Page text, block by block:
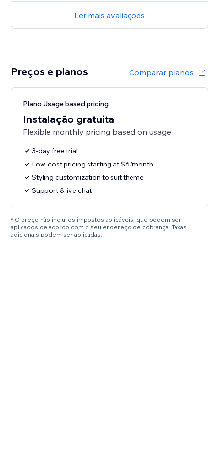
Ler mais avaliações
Preços e planos Comparar planos
Plano Usage based pricing
Instalação gratuita
Flexible monthly pricing based on usage
3-day free trial
Low-cost pricing starting at $6/month
Styling customization to suit theme
Support & live chat
* O preço não inclui os impostos aplicáveis, que podem ser
aplicados de acordo com o seu endereço de cobrança. Taxas
adicionais podem ser aplicadas.